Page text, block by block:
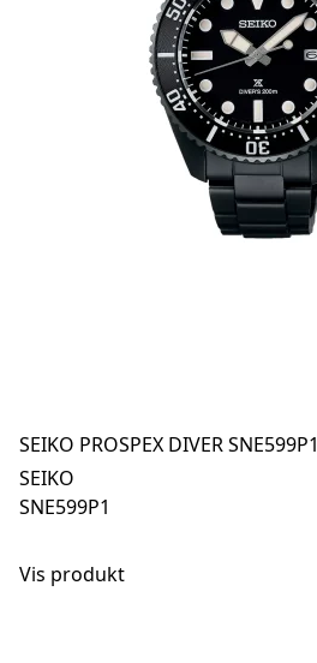
SEIKO PROSPEX DIVER SNE599P1
SEIKO
SNE599P1
Vis produkt